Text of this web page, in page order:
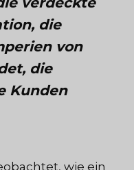
die
von
die
Kunden
wie ein